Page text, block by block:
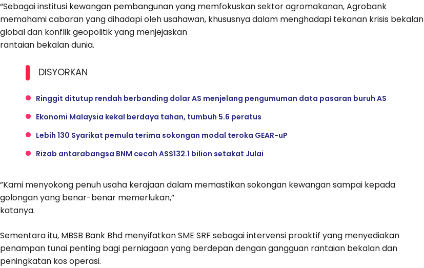
“Sebagai institusi kewangan pembangunan yang memfokuskan sektor agromakanan, Agrobank
memahami cabaran yang dihadapi oleh usahawan, khususnya dalam menghadapi tekanan krisis bekalan
global dan konflik geopolitik yang menjejaskan
rantaian bekalan dunia.
DISYORKAN
Ringgit ditutup rendah berbanding dolar AS menjelang pengumuman data pasaran buruh AS
Ekonomi Malaysia kekal berdaya tahan, tumbuh 5.6 peratus
Lebih 130 Syarikat pemula terima sokongan modal teroka GEAR-uP
Rizab antarabangsa BNM cecah AS$132.1 bilion setakat Julai
”Kami menyokong penuh usaha kerajaan dalam memastikan sokongan kewangan sampai kepada
golongan yang benar-benar memerlukan,”
katanya.
Sementara itu, MBSB Bank Bhd menyifatkan SME SRF sebagai intervensi proaktif yang menyediakan
penampan tunai penting bagi perniagaan yang berdepan dengan gangguan rantaian bekalan dan
peningkatan kos operasi.